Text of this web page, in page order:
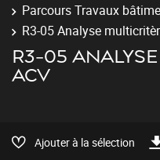
Parcours Travaux
R3-05 Analyse
R3-05 ANALYSE
ACV
Ajouter à la sélection